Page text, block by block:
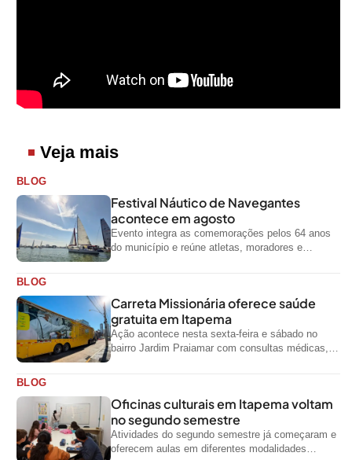
Veja mais
BLOG
Festival Náutico de Navegantes
acontece em agosto
Evento integra as comemorações pelos 64 anos
do município e reúne atletas, moradores e
BLOG
Carreta Missionária oferece saúde
gratuita em Itapema
Ação acontece nesta sexta-feira e sábado no
bairro Jardim Praiamar com consultas médicas,
BLOG
Oficinas culturais em Itapema voltam
no segundo semestre
Atividades do segundo semestre já começaram e
oferecem aulas em diferentes modalidades